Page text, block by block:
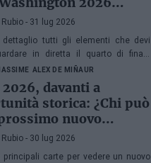
- 31 lug 2026
dettaglio tutti gli elementi che devi
in diretta il quarto di finale
Washington 2026 tra Rafa Jódar e
ALEX DE MIÑAUR
davanti a
storica: ¿Chi può
nuovo
Masters 1000?
- 30 lug 2026
principali carte per vedere un nuovo